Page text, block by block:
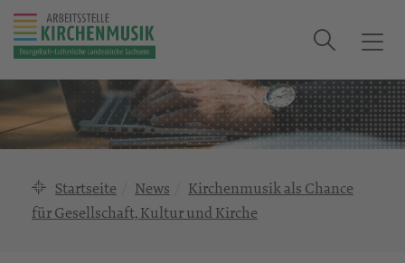
T
g
g
l
Suche
Startseite News
Kirchenmusik als Chance
für Gesellschaft, Kultur und Kirche